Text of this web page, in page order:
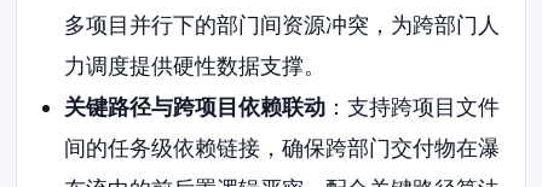
多项目并行下的部门间资源冲突，为跨部门人
力调度提供硬性数据支撑。
关键路径与跨项目依赖联动：支持跨项目文件
间的任务级依赖链接，确保跨部门交付物在瀑